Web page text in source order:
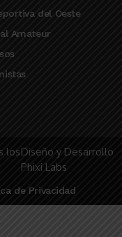
del Oeste
Amateur
losDiseño y Desarrollo
Phixi Labs
de Privacidad